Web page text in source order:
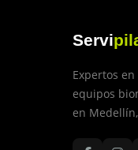
Servi
Expertos
equipos
en